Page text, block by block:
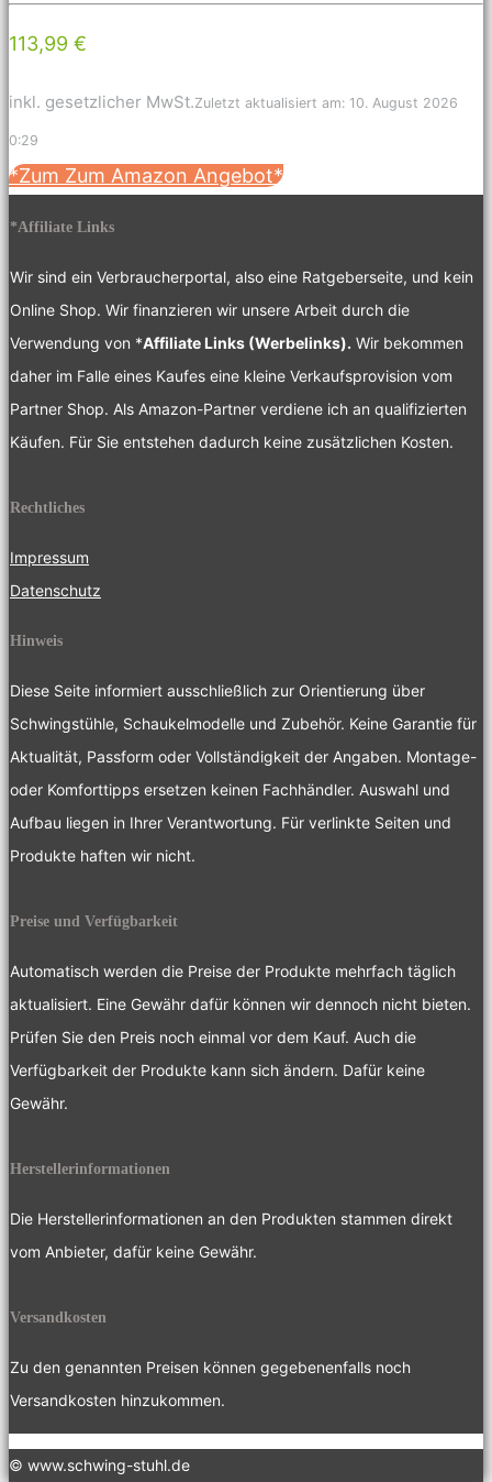
113,99 €
inkl. gesetzlicher MwSt.Zuletzt aktualisiert am: 10. August 2026
0:29
*Zum Zum Amazon Angebot*
*Affiliate Links
Wir sind ein Verbraucherportal, also eine Ratgeberseite, und kein
Online Shop. Wir finanzieren wir unsere Arbeit durch die
Verwendung von *Affiliate Links (Werbelinks). Wir bekommen
daher im Falle eines Kaufes eine kleine Verkaufsprovision vom
Partner Shop. Als Amazon-Partner verdiene ich an qualifizierten
Käufen. Für Sie entstehen dadurch keine zusätzlichen Kosten.
Rechtliches
Impressum
Datenschutz
Hinweis
Diese Seite informiert ausschließlich zur Orientierung über
Schwingstühle, Schaukelmodelle und Zubehör. Keine Garantie für
Aktualität, Passform oder Vollständigkeit der Angaben. Montage-
oder Komforttipps ersetzen keinen Fachhändler. Auswahl und
Aufbau liegen in Ihrer Verantwortung. Für verlinkte Seiten und
Produkte haften wir nicht.
Preise und Verfügbarkeit
Automatisch werden die Preise der Produkte mehrfach täglich
aktualisiert. Eine Gewähr dafür können wir dennoch nicht bieten.
Prüfen Sie den Preis noch einmal vor dem Kauf. Auch die
Verfügbarkeit der Produkte kann sich ändern. Dafür keine
Gewähr.
Herstellerinformationen
Die Herstellerinformationen an den Produkten stammen direkt
vom Anbieter, dafür keine Gewähr.
Versandkosten
Zu den genannten Preisen können gegebenenfalls noch
Versandkosten hinzukommen.
© www.schwing-stuhl.de